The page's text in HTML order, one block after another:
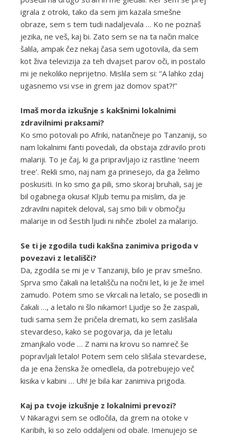
igrala z otroki, tako da sem jim kazala smešne
obraze, sem s tem tudi nadaljevala … Ko ne poznaš
jezika, ne veš, kaj bi. Zato sem se na ta način malce
šalila, ampak čez nekaj časa sem ugotovila, da sem
kot živa televizija za teh dvajset parov oči, in postalo
mi je nekoliko neprijetno. Mislila sem si: ‘’A lahko zdaj
ugasnemo vsi vse in grem jaz domov spat?!’’
Imaš morda izkušnje s kakšnimi lokalnimi
zdravilnimi praksami?
Ko smo potovali po Afriki, natančneje po Tanzaniji, so
nam lokalnimi fanti povedali, da obstaja zdravilo proti
malariji. To je čaj, ki ga pripravljajo iz rastline ‘neem
tree’. Rekli smo, naj nam ga prinesejo, da ga želimo
poskusiti. In ko smo ga pili, smo skoraj bruhali, saj je
bil ogabnega okusa! Kljub temu pa mislim, da je
zdravilni napitek deloval, saj smo bili v območju
malarije in od šestih ljudi ni nihče zbolel za malarijo.
Se ti je zgodila tudi kakšna zanimiva prigoda v
povezavi z letališči?
Da, zgodila se mi je v Tanzaniji, bilo je prav smešno.
Sprva smo čakali na letališču na nočni let, ki je že imel
zamudo. Potem smo se vkrcali na letalo, se posedli in
čakali …, a letalo ni šlo nikamor! Ljudje so že zaspali,
tudi sama sem že pričela dremati, ko sem zaslišala
stevardeso, kako se pogovarja, da je letalu
zmanjkalo vode … Z nami na krovu so namreč še
popravljali letalo! Potem sem celo slišala stevardese,
da je ena ženska že omedlela, da potrebujejo več
kisika v kabini … Uh! Je bila kar zanimiva prigoda.
Kaj pa tvoje izkušnje z lokalnimi prevozi?
V Nikaragvi sem se odločila, da grem na otoke v
Karibih, ki so zelo oddaljeni od obale. Imenujejo se